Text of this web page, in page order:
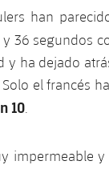
han
36 segundos
ha dejado
el francés
10
impermeable